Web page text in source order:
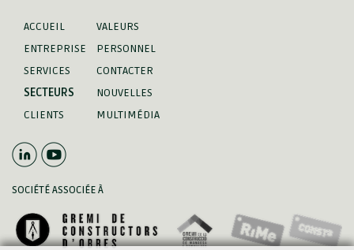
ACCUEIL
ENTREPRISE
SERVICES
SECTEURS
CLIENTS
VALEURS
PERSONNEL
CONTACTER
NOUVELLES
MULTIMÉDIA
SOCIÉTÉ ASSOCIÉE À